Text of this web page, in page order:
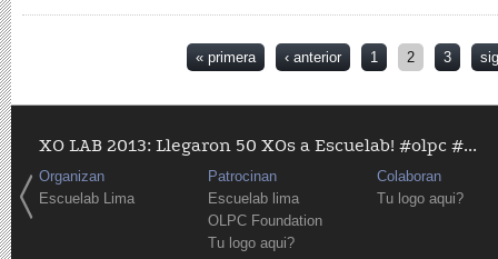
« primera ‹ anterior 1 2 3
XO LAB 2013: Llegaron 50 XOs a Escuelab! #olpc #...
Organizan
Escuelab Lima
Patrocinan
Escuelab lima
OLPC Foundation
Tu logo aqui?
Colaboran
Tu logo aqui?